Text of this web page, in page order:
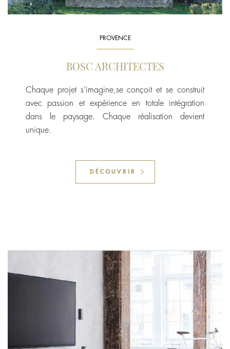
PROVENCE
BOSC ARCHITECTES
Chaque projet s’imagine,se conçoit et se construit
avec passion et expérience en totale intégration
dans le paysage. Chaque réalisation devient
unique.
DÉCOUVRIR